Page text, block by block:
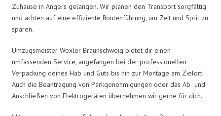
Zuhause in Angers gelangen. Wir planen den Transport sorgfältig
und achten auf eine effiziente Routenführung, um Zeit und Sprit zu
sparen.
Umzugsmeister Wexler Braunschweig bietet dir einen
umfassenden Service, angefangen bei der professionellen
Verpackung deines Hab und Guts bis hin zur Montage am Zielort.
Auch die Beantragung von Parkgenehmigungen oder das Ab- und
Anschließen von Elektrogeräten übernehmen wir gerne für dich.